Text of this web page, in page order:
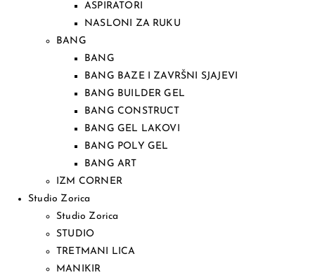
ASPIRATORI
NASLONI ZA RUKU
BANG
BANG
BANG BAZE I ZAVRŠNI SJAJEVI
BANG BUILDER GEL
BANG CONSTRUCT
BANG GEL LAKOVI
BANG POLY GEL
BANG ART
IZM CORNER
Studio Zorica
Studio Zorica
STUDIO
TRETMANI LICA
MANIKIR